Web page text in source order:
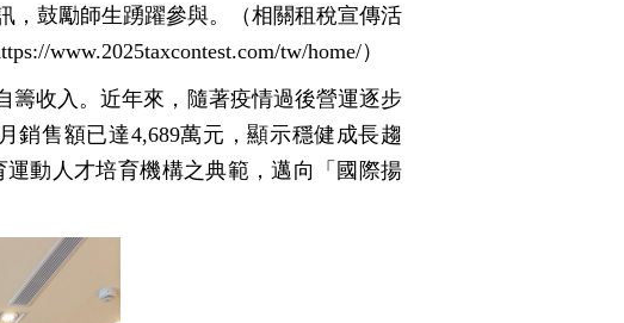
，鼓勵師生踴躍參與。（相關租稅宣傳活
www.2025taxcontest.com/tw/home/）
收入。近年來，隨著疫情過後營運逐步
月銷售額已達4,689萬元，顯示穩健成長趨
動人才培育機構之典範，邁向「國際揚